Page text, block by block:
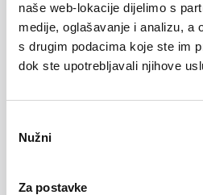
naše web-lokacije dijelimo s
medije, oglašavanje i analizu, a
s drugim podacima koje ste im
dok ste upotrebljavali njihove
Selection
Nužni
Za postavke
Saglasan/na sam s obradom mojih
marketinške svrhe, uključujući
događajima, webinarima,
komunikacijama, kako je opisano u
saglasnosti.
Unesite